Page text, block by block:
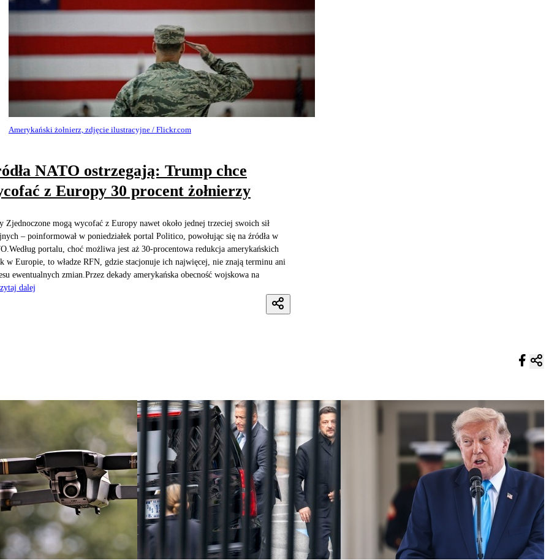
Amerykański żołnierz, zdjęcie ilustracyjne / Flickr.com
NATO ostrzegają: Trump chce
z Europy 30 procent żołnierzy
Zjednoczone mogą wycofać z Europy nawet około jednej trzeciej swoich sił
– poinformował w poniedziałek portal Politico, powołując się na źródła w
portalu, choć możliwa jest aż 30-procentowa redukcja amerykańskich
w Europie, to władze RFN, gdzie stacjonuje ich najwięcej, nie znają terminu ani
ewentualnych zmian.Przez dekady amerykańska obecność wojskowa na
dalej